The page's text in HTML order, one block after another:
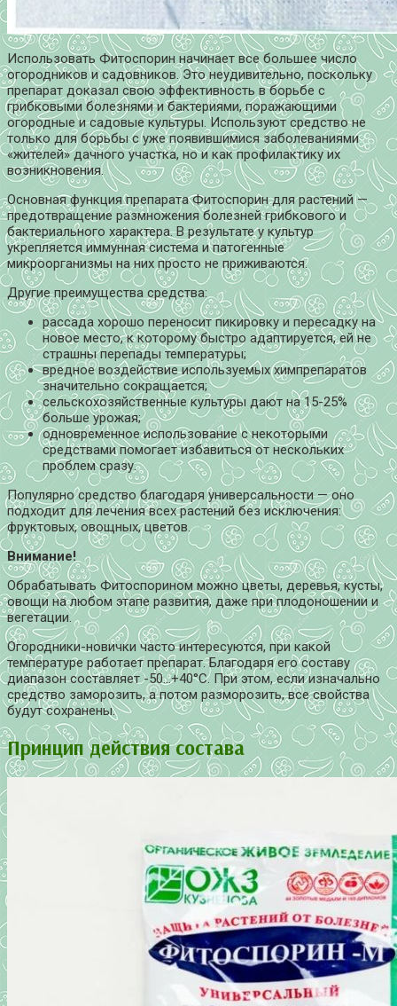
Использовать Фитоспорин начинает все большее число
огородников и садовников. Это неудивительно, поскольку
препарат доказал свою эффективность в борьбе с
грибковыми болезнями и бактериями, поражающими
огородные и садовые культуры. Используют средство не
только для борьбы с уже появившимися заболеваниями
«жителей» дачного участка, но и как профилактику их
возникновения.
Основная функция препарата Фитоспорин для растений —
предотвращение размножения болезней грибкового и
бактериального характера. В результате у культур
укрепляется иммунная система и патогенные
микроорганизмы на них просто не приживаются.
Другие преимущества средства:
рассада хорошо переносит пикировку и пересадку на
новое место, к которому быстро адаптируется, ей не
страшны перепады температуры;
вредное воздействие используемых химпрепаратов
значительно сокращается;
сельскохозяйственные культуры дают на 15-25%
больше урожая;
одновременное использование с некоторыми
средствами помогает избавиться от нескольких
проблем сразу.
Популярно средство благодаря универсальности — оно
подходит для лечения всех растений без исключения:
фруктовых, овощных, цветов.
Внимание!
Обрабатывать Фитоспорином можно цветы, деревья, кусты,
овощи на любом этапе развития, даже при плодоношении и
вегетации.
Огородники-новички часто интересуются, при какой
температуре работает препарат. Благодаря его составу
диапазон составляет -50…+40°С. При этом, если изначально
средство заморозить, а потом разморозить, все свойства
будут сохранены.
Принцип действия состава